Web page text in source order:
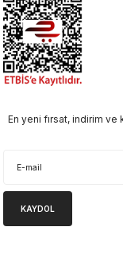
En yeni fırsat, indirim
KAYDOL